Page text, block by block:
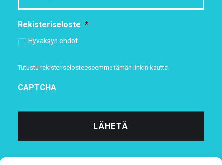
Rekisteriseloste *
Hyväksyn ehdot
Tutustu rekisteriselosteeseemmetämän linkin kautta!
CAPTCHA